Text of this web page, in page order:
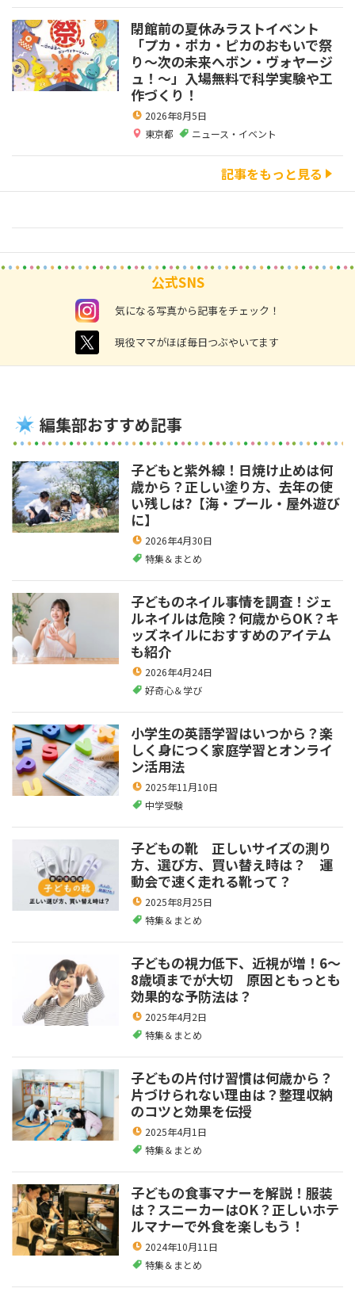
閉館前の夏休みラストイベント
「プカ・ポカ・ピカのおもいで祭
り～次の未来へボン・ヴォヤージ
ュ！～」入場無料で科学実験や工
作づくり！
2026年8月5日
東京都
ニュース・イベント
記事をもっと見る
公式SNS
instagram 気になる写真から記事をチェック！
twitter 現役ママがほぼ毎日つぶやいてます
編集部おすすめ記事
子どもと紫外線！日焼け止めは何
歳から？正しい塗り方、去年の使
い残しは?【海・プール・屋外遊び
に】
2026年4月30日
特集＆まとめ
子どものネイル事情を調査！ジェ
ルネイルは危険？何歳からOK？キ
ッズネイルにおすすめのアイテム
も紹介
2026年4月24日
好奇心＆学び
小学生の英語学習はいつから？楽
しく身につく家庭学習とオンライ
ン活用法
2025年11月10日
中学受験
子どもの靴 正しいサイズの測り
方、選び方、買い替え時は？ 運
動会で速く走れる靴って？
2025年8月25日
特集＆まとめ
子どもの視力低下、近視が増！6～
8歳頃までが大切 原因ともっとも
効果的な予防法は？
2025年4月2日
特集＆まとめ
子どもの片付け習慣は何歳から？
片づけられない理由は？整理収納
のコツと効果を伝授
2025年4月1日
特集＆まとめ
子どもの食事マナーを解説！服装
は？スニーカーはOK？正しいホテ
ルマナーで外食を楽しもう！
2024年10月11日
特集＆まとめ